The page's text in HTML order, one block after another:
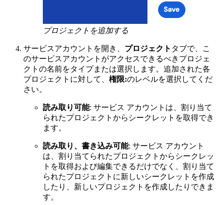
プロジェクトを追加する
サービスアカウントを開き、 プロジェクト タブで、こ
のサービスアカウントがアクセスできるべきプロジェ
クトの名前をタイプまたは選択します。追加された各
プロジェクトに対して、 権限:のレベルを選択してくだ
さい。
読み取り可能: サービス アカウントは、割り当て
られたプロジェクトからシークレットを取得でき
ます。
読み取り、書き込み可能: サービス アカウント
は、割り当てられたプロジェクトからシークレッ
トを取得および編集できるだけでなく、割り当て
られたプロジェクトに新しいシークレットを作成
したり、新しいプロジェクトを作成したりできま
す。